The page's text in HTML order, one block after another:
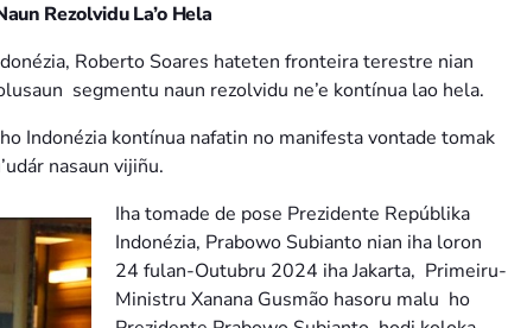
Rezolvidu La’o Hela
Roberto Soares hateten fronteira terestre nian
segmentu naun rezolvidu ne’e kontínua lao hela.
Indonézia kontínua nafatin no manifesta vontade tomak
nasaun vijiñu.
Iha tomade de pose Prezidente Repúblika
Indonézia, Prabowo Subianto nian iha loron
24 fulan-Outubru 2024 iha Jakarta, Primeiru-
Ministru Xanana Gusmão hasoru malu ho